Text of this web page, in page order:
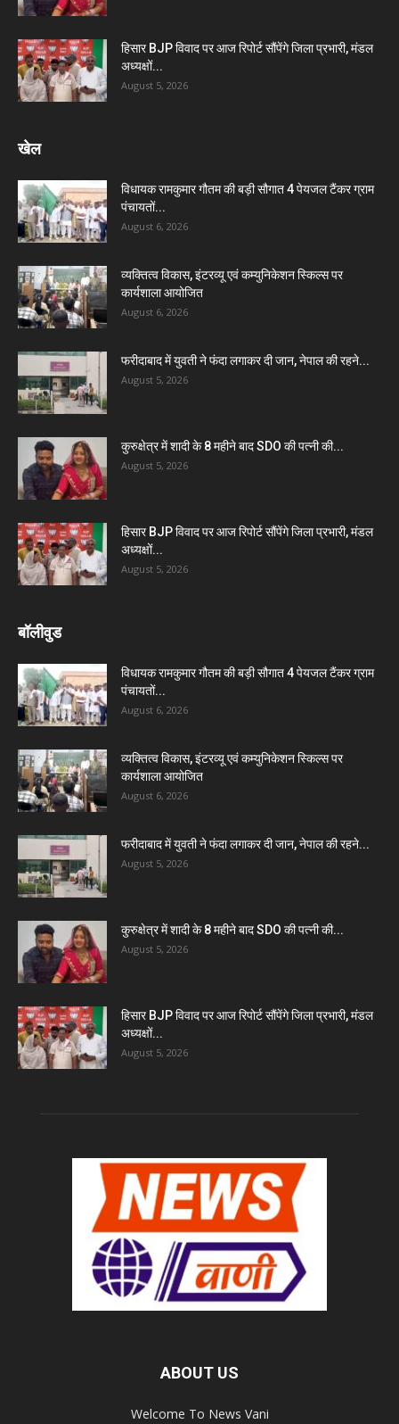
हिसार BJP विवाद पर आज रिपोर्ट सौंपेंगे जिला प्रभारी, मंडल
अध्यक्षों...
August 5, 2026
खेल
विधायक रामकुमार गौतम की बड़ी सौगात 4 पेयजल टैंकर ग्राम
पंचायतों...
August 6, 2026
व्यक्तित्व विकास, इंटरव्यू एवं कम्युनिकेशन स्किल्स पर
कार्यशाला आयोजित
August 6, 2026
फरीदाबाद में युवती ने फंदा लगाकर दी जान, नेपाल की रहने...
August 5, 2026
कुरुक्षेत्र में शादी के 8 महीने बाद SDO की पत्नी की...
August 5, 2026
हिसार BJP विवाद पर आज रिपोर्ट सौंपेंगे जिला प्रभारी, मंडल
अध्यक्षों...
August 5, 2026
बॉलीवुड
विधायक रामकुमार गौतम की बड़ी सौगात 4 पेयजल टैंकर ग्राम
पंचायतों...
August 6, 2026
व्यक्तित्व विकास, इंटरव्यू एवं कम्युनिकेशन स्किल्स पर
कार्यशाला आयोजित
August 6, 2026
फरीदाबाद में युवती ने फंदा लगाकर दी जान, नेपाल की रहने...
August 5, 2026
कुरुक्षेत्र में शादी के 8 महीने बाद SDO की पत्नी की...
August 5, 2026
हिसार BJP विवाद पर आज रिपोर्ट सौंपेंगे जिला प्रभारी, मंडल
अध्यक्षों...
August 5, 2026
ABOUT US
Welcome To News Vani